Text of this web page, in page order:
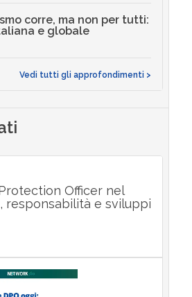
corre, ma non per tutti:
e globale
Vedi tutti gli approfondimenti >
Officer nel
responsabilità e sviluppi